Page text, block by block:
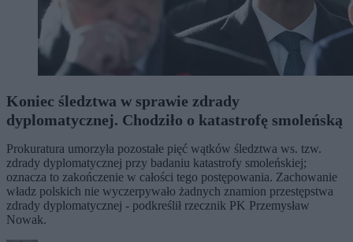
Koniec śledztwa w sprawie zdrady
dyplomatycznej. Chodziło o katastrofę smoleńską
Prokuratura umorzyła pozostałe pięć wątków śledztwa ws. tzw.
zdrady dyplomatycznej przy badaniu katastrofy smoleńskiej;
oznacza to zakończenie w całości tego postępowania. Zachowanie
władz polskich nie wyczerpywało żadnych znamion przestępstwa
zdrady dyplomatycznej - podkreślił rzecznik PK Przemysław
Nowak.